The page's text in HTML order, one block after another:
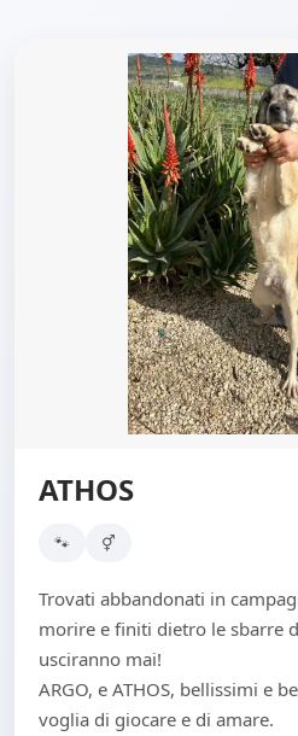
ATHOS
🐾 ⚥
Trovati abbandonati in
morire e finiti dietro le sbarre
usciranno mai!
ARGO, e ATHOS, bellissimi e
voglia di giocare e di amare.